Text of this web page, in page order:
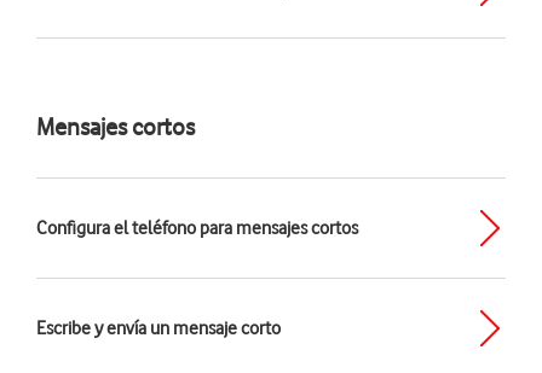
Mensajes cortos
Configura el teléfono para mensajes cortos
Escribe y envía un mensaje corto